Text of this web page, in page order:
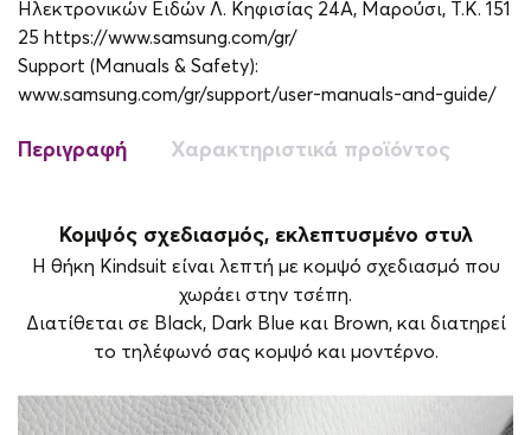
Ηλεκτρονικών Ειδών Λ. Κηφισίας 24A, Μαρούσι, Τ.Κ. 151
25 https://www.samsung.com/gr/
Support (Manuals & Safety):
www.samsung.com/gr/support/user-manuals-and-guide/
Περιγραφή Χαρακτηριστικά προϊόντος
Κομψός σχεδιασμός, εκλεπτυσμένο στυλ
Η θήκη Kindsuit είναι λεπτή με κομψό σχεδιασμό που
χωράει στην τσέπη.
Διατίθεται σε Black, Dark Blue και Brown, και διατηρεί
το τηλέφωνό σας κομψό και μοντέρνο.